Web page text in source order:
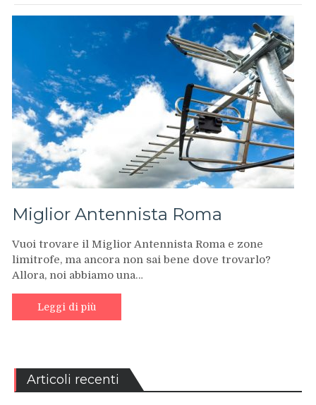
Miglior Antennista Roma
Vuoi trovare il Miglior Antennista Roma e zone
limitrofe, ma ancora non sai bene dove trovarlo?
Allora, noi abbiamo una…
Leggi di più
Articoli recenti